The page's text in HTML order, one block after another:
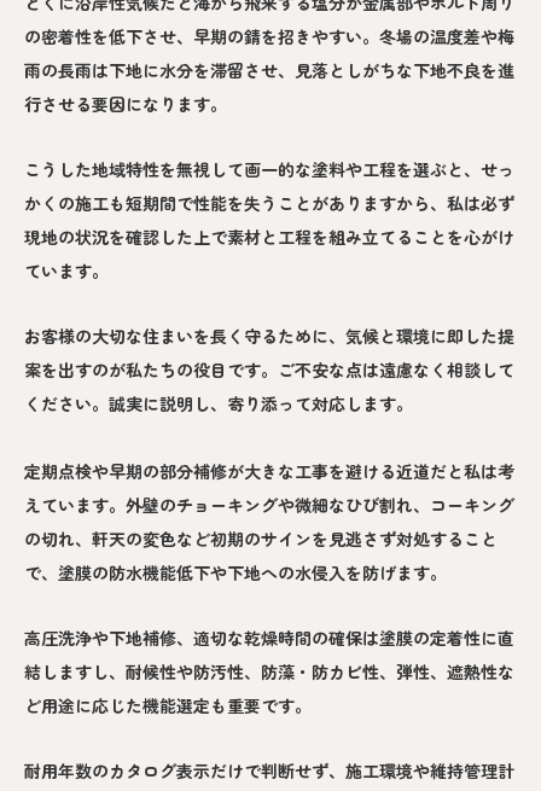
の密着性を低下させ、早期の錆を招きやすい。冬場の温度差や梅
雨の長雨は下地に水分を滞留させ、見落としがちな下地不良を進
行させる要因になります。
こうした地域特性を無視して画一的な塗料や工程を選ぶと、せっ
かくの施工も短期間で性能を失うことがありますから、私は必ず
現地の状況を確認した上で素材と工程を組み立てることを心がけ
ています。
お客様の大切な住まいを長く守るために、気候と環境に即した提
案を出すのが私たちの役目です。ご不安な点は遠慮なく相談して
ください。誠実に説明し、寄り添って対応します。
定期点検や早期の部分補修が大きな工事を避ける近道だと私は考
えています。外壁のチョーキングや微細なひび割れ、コーキング
の切れ、軒天の変色など初期のサインを見逃さず対処すること
で、塗膜の防水機能低下や下地への水侵入を防げます。
高圧洗浄や下地補修、適切な乾燥時間の確保は塗膜の定着性に直
結しますし、耐候性や防汚性、防藻・防カビ性、弾性、遮熱性な
ど用途に応じた機能選定も重要です。
耐用年数のカタログ表示だけで判断せず、施工環境や維持管理計